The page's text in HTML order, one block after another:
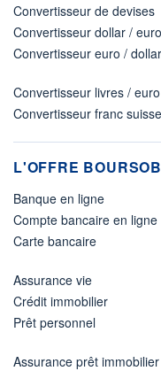
Convertisseur de devises
Convertisseur dollar / euro
Convertisseur euro / dollar
Convertisseur livres / euro
Convertisseur franc
L'OFFRE
Banque en ligne
Compte bancaire en ligne
Carte bancaire
Assurance vie
Crédit immobilier
Prêt personnel
Assurance prêt immobilier